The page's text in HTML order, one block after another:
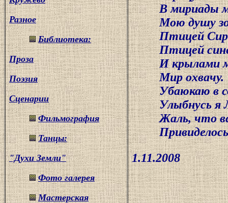
Разное
Библиотека:
Проза
Поэзия
Сценарии
Фильмография
Танцы:
"Духи Земли"
Фото галерея
Мастерская
В мириады
Мою душу
Птицей
Птицей синей
И крылами
Мир охвачу.
Убаюкаю в
Улыбнусь я
Жаль, что всё
Привиделось
1.11.2008